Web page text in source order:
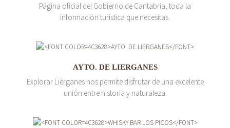
Página oficial del Gobierno de Cantabria, toda la
información turística que necesitas.
AYTO. DE LIERGANES
Explorar Liérganes nos permite disfrutar de una excelente
unión entre historia y naturaleza.